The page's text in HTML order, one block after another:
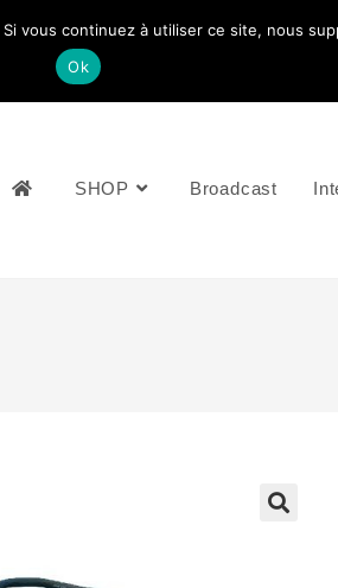
+33 (0)4 77 81 49 35
SHOP Broadcast
vous continuez à utiliser ce site, nous
Ok